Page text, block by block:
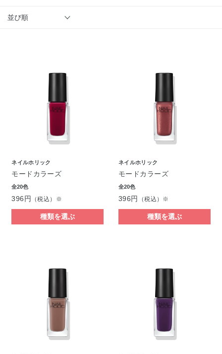
並び順
ネイルホリック
モードカラーズ
全20色
396円 （税込）※
種類を選ぶ
ネイルホリック
モードカラーズ
全20色
396円 （税込）※
種類を選ぶ